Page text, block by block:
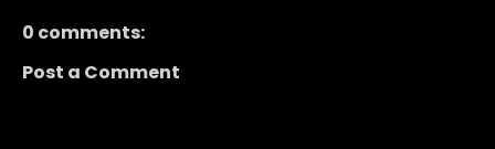
0 comments:
Post a Comment